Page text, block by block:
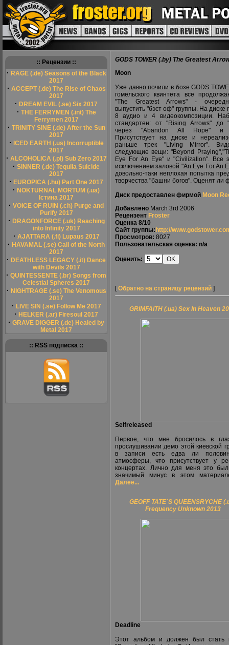
:: Рецензии ::
· RAGE (.de) Seasons of the Black
2017
· ACCEPT (.de) The Rise of Chaos
2017
· DREAM EVIL (.se) Six 2017
· THE FERRYMEN (.int) The
Ferrymen 2017
· TRINITY SINE (.de) After the Sun
2017
· ICED EARTH (.us) Incorruptible
2017
· ALCOHOLICA (.pl) Sub Zero 2017
· SINNER (.de) Tequila Suicide
2017
· EUROPICA (.hu) Part One 2017
· NOKTURNAL MORTUM (.ua)
Істина 2017
· VOICE OF RUIN (.ch) Purge and
Purify 2017
· DRAGONFORCE (.uk) Reaching
into Infinity 2017
· AJATTARA (.fi) Lupaus 2017
· HAVAMAL (.se) Call of the North
2017
· DEATHLESS LEGACY (.it) Dance
with Devils 2017
· QUINTESSENTE (.br) Songs from
Celestial Spheres 2017
· NIGHTRAGE (.se) The Venomous
2017
· LIVE SIN (.se) Follow Me 2017
· HELKER (.ar) Firesoul 2017
· GRAVE DIGGER (.de) Healed by
Metal 2017
:: RSS подписка ::
GODS TOWER (.by) The Greatest
Moon
Уже давно почили в бозе GODS
гомельского квинтета все
"The Greatest Arrows" -
выпустить "бэст оф" группы. На диске
8 аудио и 4 видеокомпозиции.
стандартен: от "Rising Arrows" до
через "Abandon All Hope" и
Присутствует на диске и
раньше трек "Living Mirror".
следующие вещи: "Beyond
Eye For An Eye" и "Civilization". Все
исключением заловой "An Eye For An
довольно-таки неплохая попытка
творчества "башни богов". Оценят ли
Диск предоставлен фирмой Moon
Добавлено March 3rd 2006
Рецензент Froster
Оценка 8/10
Сайт группы: http://
Просмотров: 8027
Пользовательская оценка: n/a
Оценить:
[Обратно на страницу рецензий ]
GRIMFAITH (.ua) Sex In Heaven
Selfreleased
Первое, что мне бросилось в
прослушивании демо этой киевской
в записи есть едва ли
атмосферы, что присутствует у
концертах. Лично для меня это
значимый минус в этом
Далее...
GEOFF TATE`S QUEENSRYCHE
Frequency Unknown 2013
Deadline
Этот альбом и должен был стать